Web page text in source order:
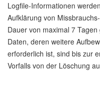
Logfile-Informationen
Aufklärung von
Dauer von maximal 7
Daten, deren weitere
erforderlich ist, sind bis zur
Vorfalls von der Löschung